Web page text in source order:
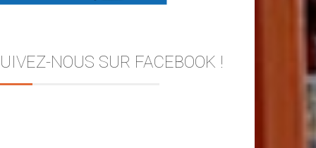
NOUS SUR FACEBOOK !